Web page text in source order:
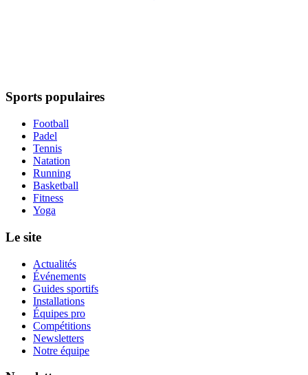
Sports populaires
Football
Padel
Tennis
Natation
Running
Basketball
Fitness
Yoga
Le site
Actualités
Événements
Guides sportifs
Installations
Équipes pro
Compétitions
Newsletters
Notre équipe